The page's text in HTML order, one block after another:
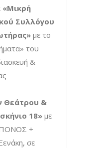
«Μικρή
Συλλόγου
με το
του
&
Θεάτρου &
18» με
ΠΟΝΟΣ +
σε